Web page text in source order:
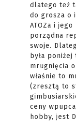
dlatego też
do grosza o
ATOZa i
porządna
swoje.
była
mrugnięcia
właśnie to
(zresztą to
ceny
hobby, jest